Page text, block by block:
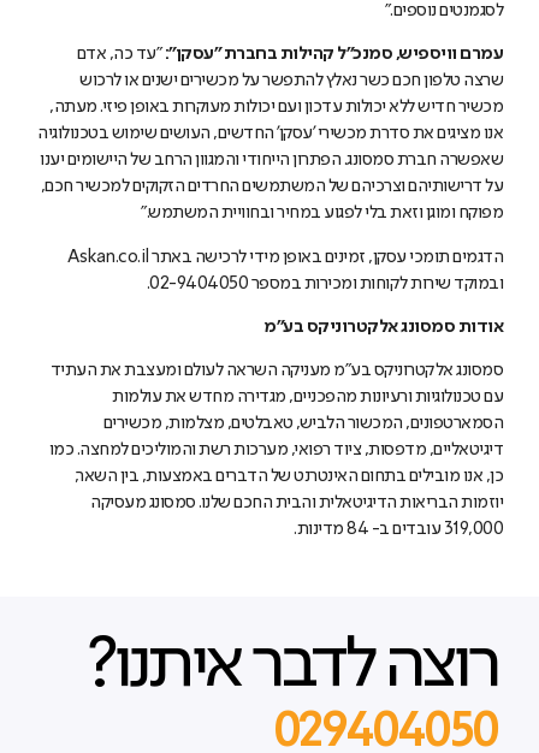
לסגמנטים נוספים."
עמרם וויספיש, סמנכ״ל קהילות בחברת ״עסקן": "עד כה, אדם
שרצה טלפון חכם כשר נאלץ להתפשר על מכשירים ישנים או לרכוש
מכשיר חדיש ללא יכולות עדכון ועם יכולות מעוקרות באופן פיזי. מעתה,
אנו מציגים את סדרת מכשירי 'עסקן' החדשים, העושים שימוש בטכנולוגיה
שאפשרה חברת סמסונג. הפתרון הייחודי והמגוון הרחב של היישומים יענו
על דרישותיהם וצרכיהם של המשתמשים החרדים הזקוקים למכשיר חכם,
מפוקח ומוגן וזאת בלי לפגוע במחיר ובחוויית המשתמש."
הדגמים תומכי עסקן, זמינים באופן מידי לרכישה באתר Askan.co.il
ובמוקד שירות לקוחות ומכירות במספר 02-9404050.
אודות סמסונג אלקטרוניקס בע"מ
סמסונג אלקטרוניקס בע"מ מעניקה השראה לעולם ומעצבת את העתיד
עם טכנולוגיות ורעיונות מהפכניים, מגדירה מחדש את עולמות
הסמארטפונים, המכשור הלביש, טאבלטים, מצלמות, מכשירים
דיגיטאליים, מדפסות, ציוד רפואי, מערכות רשת והמוליכים למחצה. כמו
כן, אנו מובילים בתחום האינטרנט של הדברים באמצעות, בין השאר,
יוזמות הבריאות הדיגיטאלית והבית החכם שלנו. סמסונג מעסיקה
319,000 עובדים ב- 84 מדינות.
רוצה לדבר איתנו?
029404050